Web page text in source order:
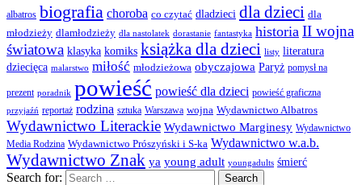
albatros biografia choroba co czytać dladzieci dla dzieci dla
młodzieży dlamłodzieży dla nastolatek dorastanie fantastyka historia II wojna
światowa klasyka komiks książka dla dzieci listy literatura
dziecięca malarstwo miłość młodzieżowa obyczajowa Paryż pomysł na
prezent poradnik powieść powieść dla dzieci powieść graficzna
przyjaźń reportaż rodzina sztuka Warszawa wojna Wydawnictwo Albatros
Wydawnictwo Literackie Wydawnictwo Marginesy Wydawnictwo
Media Rodzina Wydawnictwo Prószyński i S-ka Wydawnictwo w.a.b.
Wydawnictwo Znak ya young adult youngadults śmierć
Search for: